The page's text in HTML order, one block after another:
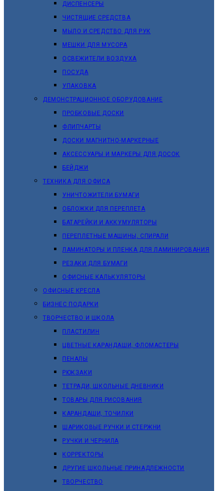
ДИСПЕНСЕРЫ
ЧИСТЯЩИЕ СРЕДСТВА
МЫЛО И СРЕДСТВО ДЛЯ РУК
МЕШКИ ДЛЯ МУСОРА
ОСВЕЖИТЕЛИ ВОЗДУХА
ПОСУДА
УПАКОВКА
ДЕМОНСТРАЦИОННОЕ ОБОРУДОВАНИЕ
ПРОБКОВЫЕ ДОСКИ
ФЛИПЧАРТЫ
ДОСКИ МАГНИТНО-МАРКЕРНЫЕ
АКСЕССУАРЫ И МАРКЕРЫ ДЛЯ ДОСОК
БЕЙДЖИ
ТЕХНИКА ДЛЯ ОФИСА
УНИЧТОЖИТЕЛИ БУМАГИ
ОБЛОЖКИ ДЛЯ ПЕРЕПЛЕТА
БАТАРЕЙКИ И АККУМУЛЯТОРЫ
ПЕРЕПЛЕТНЫЕ МАШИНЫ, СПИРАЛИ
ЛАМИНАТОРЫ И ПЛЕНКА ДЛЯ ЛАМИНИРОВАНИЯ
РЕЗАКИ ДЛЯ БУМАГИ
ОФИСНЫЕ КАЛЬКУЛЯТОРЫ
ОФИСНЫЕ КРЕСЛА
БИЗНЕС ПОДАРКИ
ТВОРЧЕСТВО И ШКОЛА
ПЛАСТИЛИН
ЦВЕТНЫЕ КАРАНДАШИ, ФЛОМАСТЕРЫ
ПЕНАЛЫ
РЮКЗАКИ
ТЕТРАДИ, ШКОЛЬНЫЕ ДНЕВНИКИ
ТОВАРЫ ДЛЯ РИСОВАНИЯ
КАРАНДАШИ, ТОЧИЛКИ
ШАРИКОВЫЕ РУЧКИ И СТЕРЖНИ
РУЧКИ И ЧЕРНИЛА
КОРРЕКТОРЫ
ДРУГИЕ ШКОЛЬНЫЕ ПРИНАДЛЕЖНОСТИ
ТВОРЧЕСТВО